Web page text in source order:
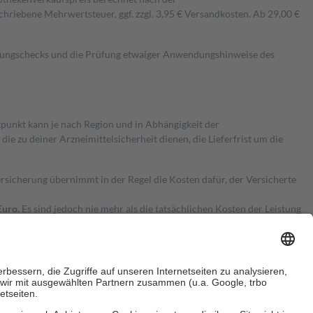
Mehrwertsteuer, ggf. zzgl. 3,95 € Versandkosten. Ab 29,00 €
und die Prüfung etwaiger Anwendungshinweise des
kann je nach Region und in Abhängigkeit der
zu deiner Arzneimittelsicherheit dienen, die Lieferfrist um die
übernimmt in der Regel die Kosten dafür, der Versicherte
Es sind jedoch nie mehr als die tatsächlichen Kosten der Leistung
Zuzahlungen an bei: